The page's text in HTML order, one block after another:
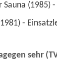
Sauna (1985)
-
sehr